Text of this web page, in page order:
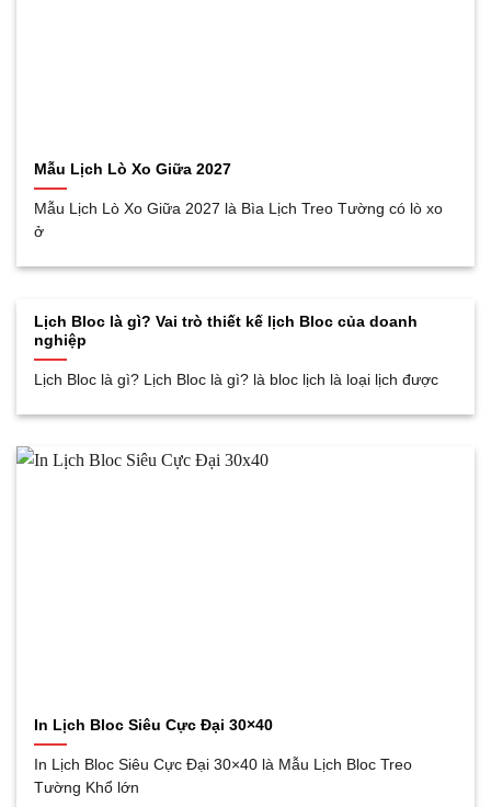
Mẫu Lịch Lò Xo Giữa 2027
Mẫu Lịch Lò Xo Giữa 2027 là Bìa Lịch Treo Tường có lò xo
ở
Lịch Bloc là gì? Vai trò thiết kế lịch Bloc của doanh
nghiệp
Lịch Bloc là gì? Lịch Bloc là gì? là bloc lịch là loại lịch được
In Lịch Bloc Siêu Cực Đại 30×40
In Lịch Bloc Siêu Cực Đại 30×40 là Mẫu Lịch Bloc Treo
Tường Khổ lớn